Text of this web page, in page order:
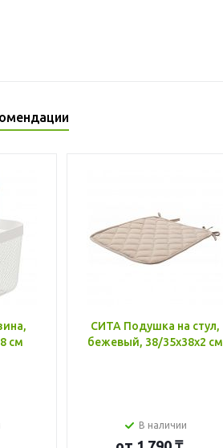
см
СИТА Подушка на стул,
бежевый, 38/35x38x2 см
В наличии